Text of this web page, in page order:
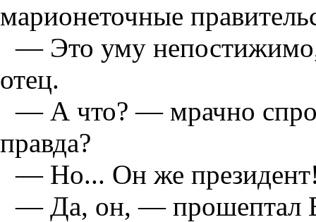
марионеточные
— Это уму
отец.
— А что? — мрачно
правда?
— Но... Он же
— Да, он, — прошептал